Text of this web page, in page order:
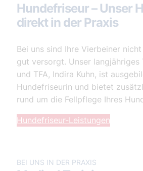
Hundefriseur – Unser
direkt in der Praxis
Bei uns sind Ihre Vierbeiner
gut versorgt. Unser langjähriges
und TFA, Indira Kuhn, ist
Hundefriseurin und bietet
rund um die Fellpflege Ihres
Hundefriseur-Leistungen
BEI UNS IN DER PRAXIS